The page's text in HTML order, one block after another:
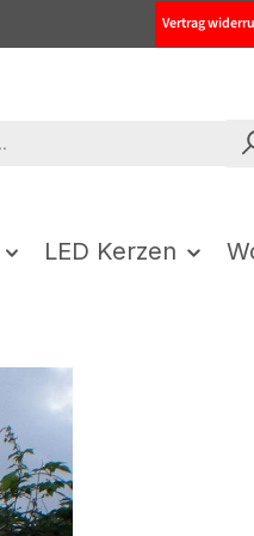
Vertrag
LED Kerzen